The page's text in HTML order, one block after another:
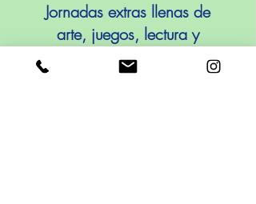
Jornadas extras llenas de
arte, juegos, lectura y
diversión